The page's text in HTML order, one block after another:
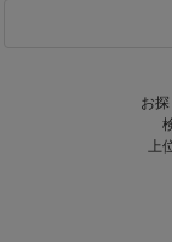
お
上